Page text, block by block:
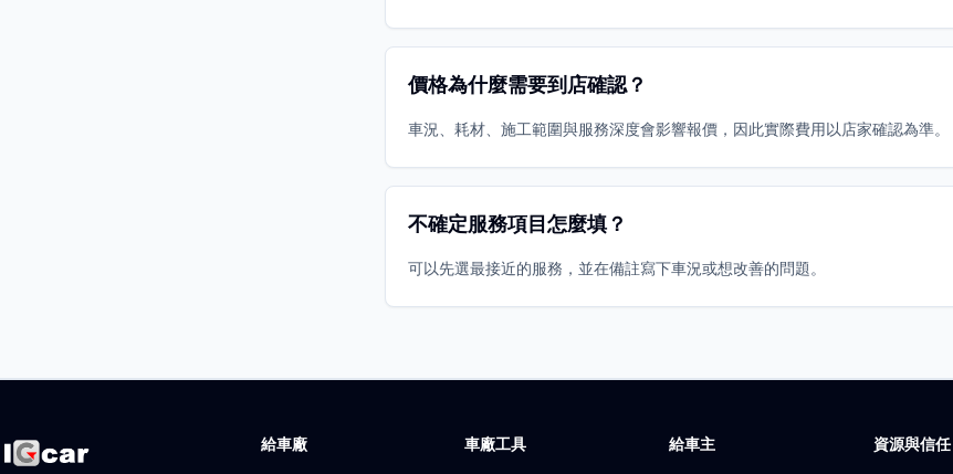
價格為什麼需要到店確認？
車況、耗材、施工範圍與服務深度會影響報價，因此實際費用以店家確認為準。
不確定服務項目怎麼填？
可以先選最接近的服務，並在備註寫下車況或想改善的問題。
給車廠 車廠工具 給車主 資源與信任